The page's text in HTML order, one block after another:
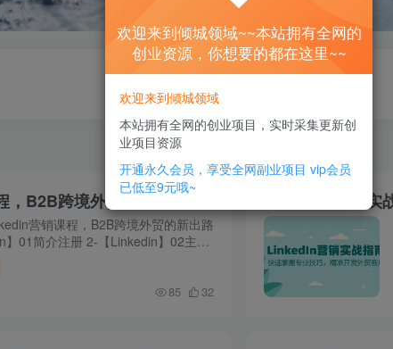
B2B跨境外贸的新出路
营销课程，B2B跨境外贸的新出路
01简介注册 2-【Linkedin】02主界
03头像上传 4-【Linkedin】04完善
85 32
LinkedIn 营销
欢迎来到倾城领域~~本站拥有全网的
创业资源，你想要的都在这里~~
欢迎来到倾城领域
本站拥有全网的创业项目，实时采集更新创
业项目资源
开通永久会员，享受全网副业项目 vip会员
已低至9元哦~